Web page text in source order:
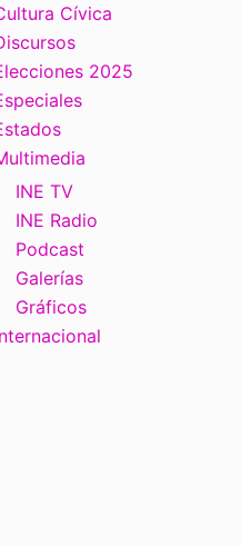
Cívica
2025
INE TV
INE Radio
Podcast
Galerías
Gráficos